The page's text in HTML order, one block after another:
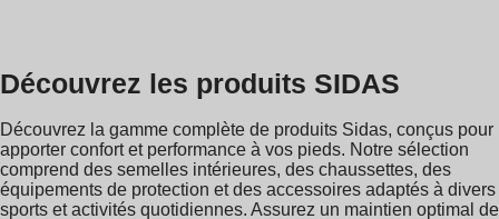
Découvrez les produits SIDAS
Découvrez la gamme complète de produits Sidas, conçus pour
apporter confort et performance à vos pieds. Notre sélection
comprend des semelles intérieures, des chaussettes, des
équipements de protection et des accessoires adaptés à divers
sports et activités quotidiennes. Assurez un maintien optimal de